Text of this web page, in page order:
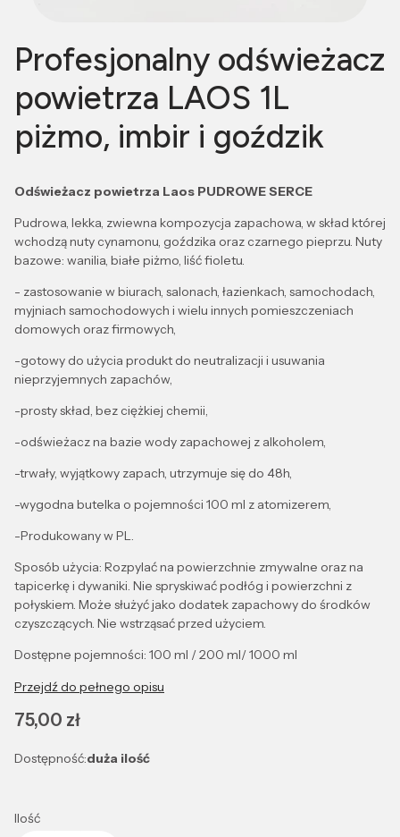
Profesjonalny odświeżacz
powietrza LAOS 1L
piżmo, imbir i goździk
Odświeżacz powietrza Laos PUDROWE SERCE
Pudrowa, lekka, zwiewna kompozycja zapachowa, w skład której
wchodzą nuty cynamonu, goździka oraz czarnego pieprzu. Nuty
bazowe: wanilia, białe piżmo, liść fioletu.
- zastosowanie w biurach, salonach, łazienkach, samochodach,
myjniach samochodowych i wielu innych pomieszczeniach
domowych oraz firmowych,
-gotowy do użycia produkt do neutralizacji i usuwania
nieprzyjemnych zapachów,
-prosty skład, bez ciężkiej chemii,
-odświeżacz na bazie wody zapachowej z alkoholem,
-trwały, wyjątkowy zapach, utrzymuje się do 48h,
-wygodna butelka o pojemności 100 ml z atomizerem,
-Produkowany w PL.
Sposób użycia: Rozpylać na powierzchnie zmywalne oraz na
tapicerkę i dywaniki. Nie spryskiwać podłóg i powierzchni z
połyskiem. Może służyć jako dodatek zapachowy do środków
czyszczących. Nie wstrząsać przed użyciem.
Dostępne pojemności: 100 ml / 200 ml/ 1000 ml
Przejdź do pełnego opisu
Cena
75,00 zł
Dostępność:duża ilość
Ilość